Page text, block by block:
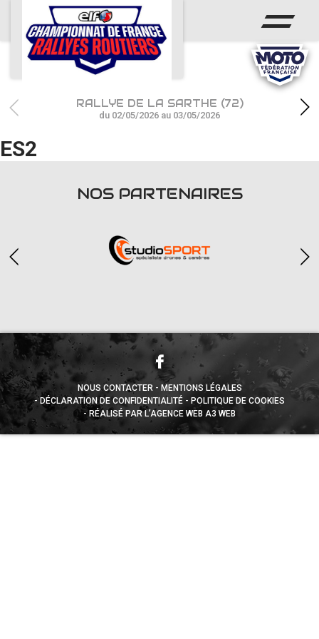
ACCUEIL
ACTUS
CALENDRIER
CHAMPIONNAT
RÉSULTATS
RALLYE DE LA SARTHE (72)
du 02/05/2026 au 03/05/2026
ES2
NOS PARTENAIRES
NOUS CONTACTER
MENTIONS LÉGALES
DÉCLARATION DE CONFIDENTIALITÉ
POLITIQUE DE COOKIES
RÉALISÉ PAR L’AGENCE WEB A3 WEB